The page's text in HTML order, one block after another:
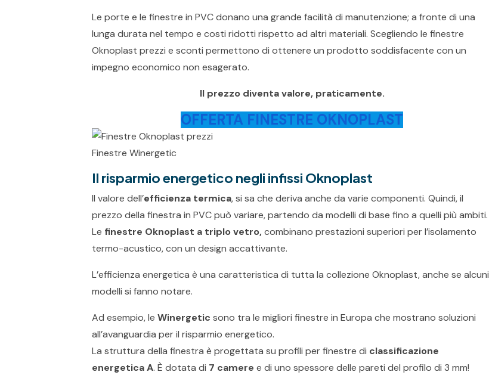
Le porte e le finestre in PVC donano una grande facilità di manutenzione; a fronte di una
lunga durata nel tempo e costi ridotti rispetto ad altri materiali. Scegliendo le finestre
Oknoplast prezzi e sconti permettono di ottenere un prodotto soddisfacente con un
impegno economico non esagerato.
Il prezzo diventa valore, praticamente.
OFFERTA FINESTRE OKNOPLAST
Finestre Winergetic
Il risparmio energetico negli infissi Oknoplast
Il valore dell’efficienza termica, si sa che deriva anche da varie componenti. Quindi, il
prezzo della finestra in PVC può variare, partendo da modelli di base fino a quelli più ambiti.
Le finestre Oknoplast a triplo vetro,combinano prestazioni superiori per l’isolamento
termo-acustico, con un design accattivante.
L’efficienza energetica è una caratteristica di tutta la collezione Oknoplast, anche se alcuni
modelli si fanno notare.
Ad esempio, leWinergeticsono tra le migliori finestre in Europa che mostrano soluzioni
all’avanguardia per il risparmio energetico.
La struttura della finestra è progettata su profili per finestre di classificazione
energetica A. È dotata di 7 camere e di uno spessore delle pareti del profilo di 3 mm!